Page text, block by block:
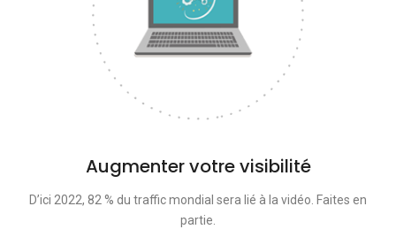
Augmenter votre visibilité
D’ici 2022, 82 % du traffic mondial sera lié à la vidéo. Faites en
partie.